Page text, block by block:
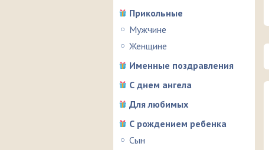
Прикольные
Мужчине
Женщине
Именные поздравления
С днем ангела
Для любимых
С рождением ребенка
Сын